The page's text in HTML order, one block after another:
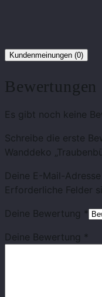
Kundenmeinungen (0)
Bewertungen
Es gibt noch keine
Schreibe die erste
Wanddeko
Deine E-Mail-
Erforderliche Felder
Deine Bewertung *
Deine Bewertung *